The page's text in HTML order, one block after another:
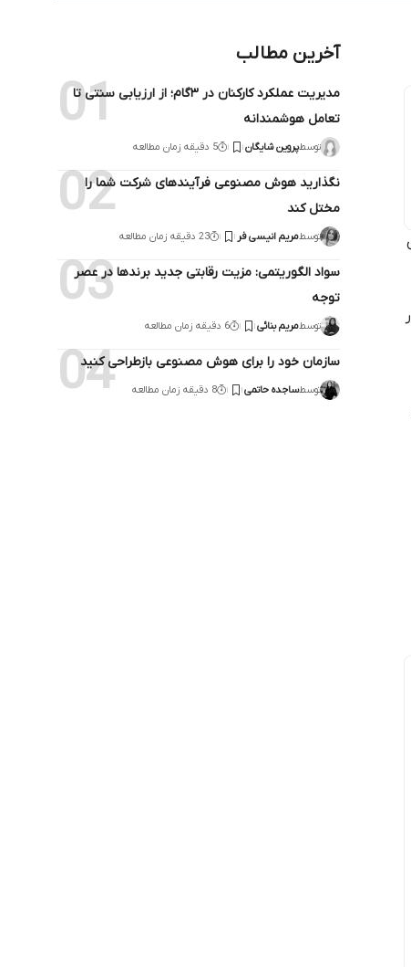
آخرین مطالب
مدیریت عملکرد کارکنان در ۳گام؛ از ارزیابی سنتی تا
تعامل هوشمندانه
توسطپروین شایگان 5 دقیقه زمان مطالعه
نگذارید هوش مصنوعی فرآیندهای شرکت شما را
مختل کند
توسطمریم انیسی فر 23 دقیقه زمان مطالعه
سواد الگوریتمی: مزیت رقابتی جدید برندها در عصر
توجه
توسطمریم بنائی 6 دقیقه زمان مطالعه
سازمان خود را برای هوش مصنوعی بازطراحی کنید
توسطساجده حاتمی 8 دقیقه زمان مطالعه